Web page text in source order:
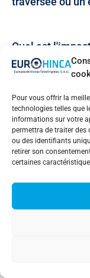
Pour vous offrir la
technologies telles que
informations sur votre
permettra de traiter des
ou des identifiants
retirer son
certaines
Quel est
sur le CAPEX et
en tranchée
Quels sont les
qualité et de
projet de
Quelles sont
de génie civil
de fonçage de
Comment un